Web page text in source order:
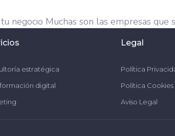
negocio Muchas son las empresas
estratégica
digital
Legal
Política
Política Cookies
Aviso Legal